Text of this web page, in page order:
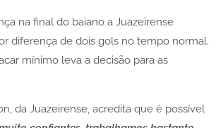
na final do baiano a Juazeirense
diferença de dois gols no tempo normal.
mínimo leva a decisão para as
da Juazeirense, acredita que é possível